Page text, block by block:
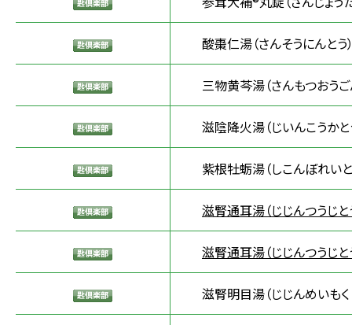
酸棗仁湯（さんそうにんとう
三物黄芩湯（さんもつおうご
滋陰降火湯（じいんこうかと
紫根牡蛎湯（しこんぼれい
滋腎通耳湯（じじんつうじと
滋腎通耳湯（じじんつうじと
滋腎明目湯（じじんめいもく